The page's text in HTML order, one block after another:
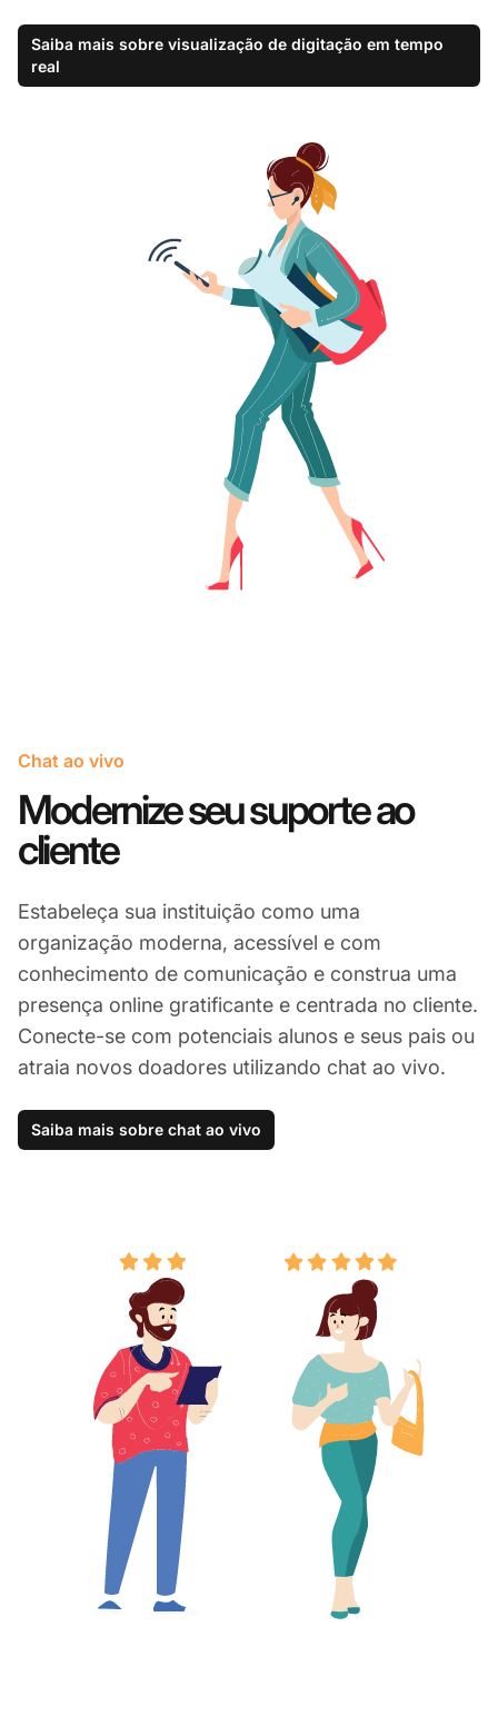
Saiba mais sobre visualização de digitação em tempo
real
Chat ao vivo
Modernize seu suporte ao
cliente
Estabeleça sua instituição como uma
organização moderna, acessível e com
conhecimento de comunicação e construa uma
presença online gratificante e centrada no cliente.
Conecte-se com potenciais alunos e seus pais ou
atraia novos doadores utilizando chat ao vivo.
Saiba mais sobre chat ao vivo